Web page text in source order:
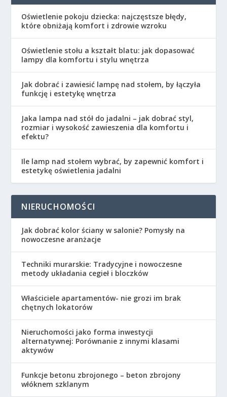
Oświetlenie pokoju dziecka: najczęstsze błędy,
które obniżają komfort i zdrowie wzroku
Oświetlenie stołu a kształt blatu: jak dopasować
lampy dla komfortu i stylu wnętrza
Jak dobrać i zawiesić lampę nad stołem, by łączyła
funkcję i estetykę wnętrza
Jaka lampa nad stół do jadalni – jak dobrać styl,
rozmiar i wysokość zawieszenia dla komfortu i
efektu?
Ile lamp nad stołem wybrać, by zapewnić komfort i
estetykę oświetlenia jadalni
NIERUCHOMOŚCI
Jak dobrać kolor ściany w salonie? Pomysły na
nowoczesne aranżacje
Techniki murarskie: Tradycyjne i nowoczesne
metody układania cegieł i bloczków
Właściciele apartamentów- nie grozi im brak
chętnych lokatorów
Nieruchomości jako forma inwestycji
alternatywnej: Porównanie z innymi klasami
aktywów
Funkcje betonu zbrojonego – beton zbrojony
włóknem szklanym